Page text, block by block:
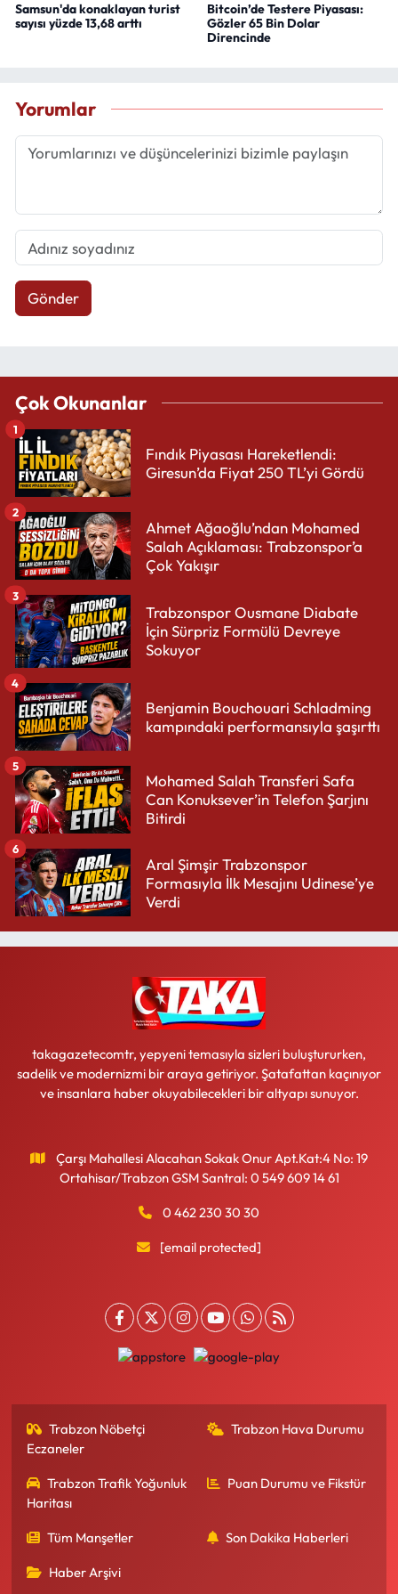
Samsun'da konaklayan turist
sayısı yüzde 13,68 arttı
Bitcoin’de Testere Piyasası:
Gözler 65 Bin Dolar
Direncinde
Yorumlar
Gönder
Çok Okunanlar
Fındık Piyasası Hareketlendi:
Giresun’da Fiyat 250 TL’yi Gördü
1
Ahmet Ağaoğlu’ndan Mohamed
Salah Açıklaması: Trabzonspor’a
Çok Yakışır
2
Trabzonspor Ousmane Diabate
İçin Sürpriz Formülü Devreye
Sokuyor
3
Benjamin Bouchouari Schladming
kampındaki performansıyla şaşırttı
4
Mohamed Salah Transferi Safa
Can Konuksever’in Telefon Şarjını
Bitirdi
5
Aral Şimşir Trabzonspor
Formasıyla İlk Mesajını Udinese’ye
Verdi
6
takagazetecomtr, yepyeni temasıyla sizleri buluştururken,
sadelik ve modernizmi bir araya getiriyor. Şatafattan kaçınıyor
ve insanlara haber okuyabilecekleri bir altyapı sunuyor.
Çarşı Mahallesi Alacahan Sokak Onur Apt.Kat:4 No: 19
Ortahisar/Trabzon GSM Santral: 0 549 609 14 61
0 462 230 30 30
[email protected]
Trabzon Nöbetçi
Eczaneler
Trabzon Hava Durumu
Trabzon Trafik Yoğunluk
Haritası
Puan Durumu ve Fikstür
Tüm Manşetler Son Dakika Haberleri
Haber Arşivi